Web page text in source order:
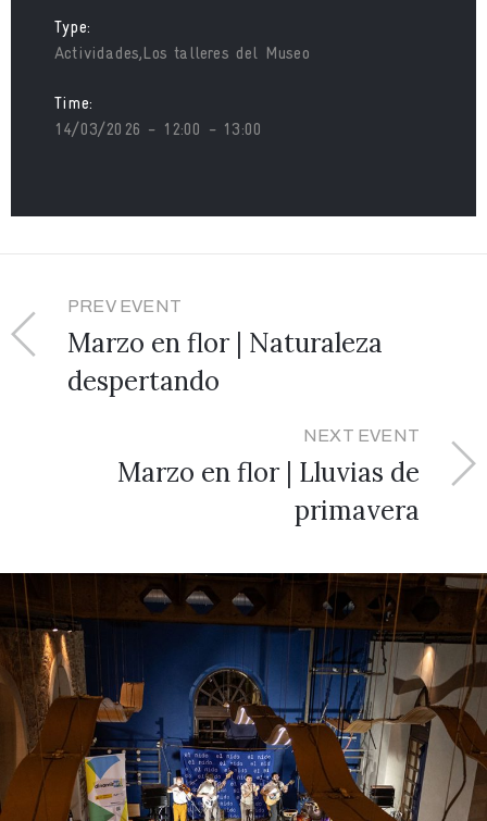
Type:
Actividades,Los talleres del Museo
Time:
14/03/2026 - 12:00 - 13:00
PREV EVENT
Marzo en flor | Naturaleza
despertando
NEXT EVENT
Marzo en flor | Lluvias de
primavera